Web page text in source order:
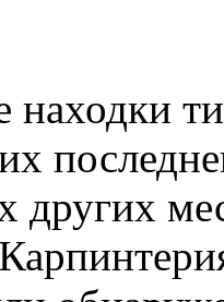
находки
других